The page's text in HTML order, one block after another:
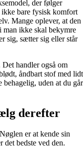
der følger
ikke bare fysisk komfort
Mange oplever, at den
ikke skal bekymre
sig, sætter sig eller står
handler også om
åndbart stof med lidt
behagelig, uden at du går
derefter
er at kende sin
bedste ved den.